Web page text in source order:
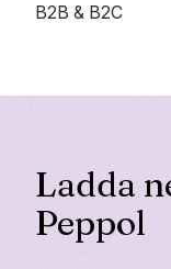
B2B & B2C
Ladda
Peppol